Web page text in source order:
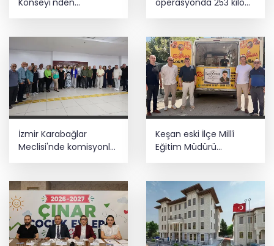
Arkeoloji Müzesi yenilendi
İzmir Karabağlar
Meclisi'nde komisyonlar
yeniden şekillendi
Keşan eski İlçe Millî
Eğitim Müdürü
vefatının yıl